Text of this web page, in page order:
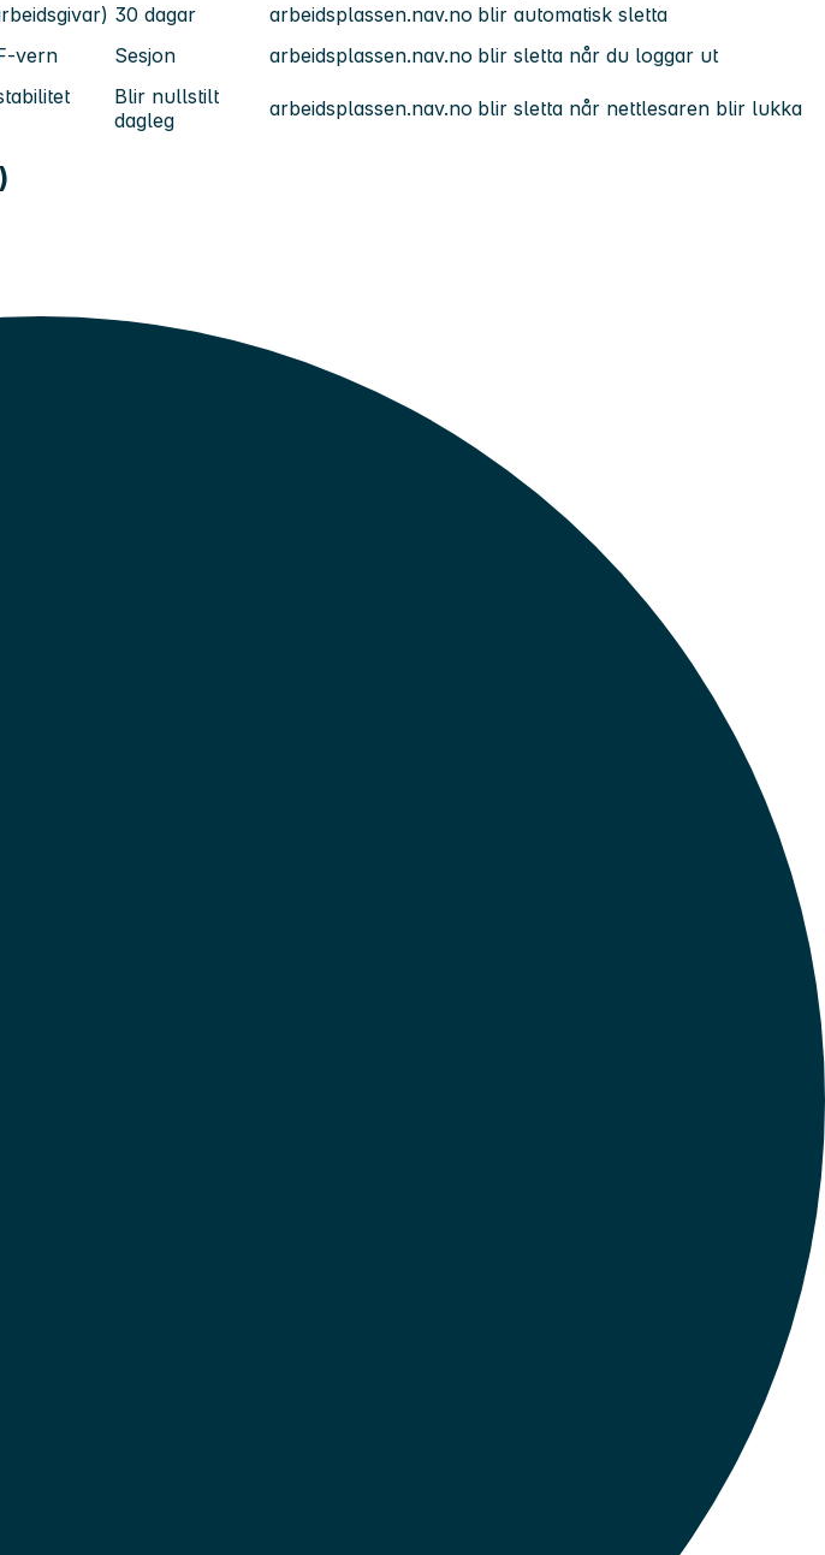
30 dagar arbeidsplassen.nav.no blir automatisk sletta
vern Sesjon arbeidsplassen.nav.no blir sletta når du loggar ut
Blir nullstilt
dagleg
arbeidsplassen.nav.no blir sletta når nettlesaren blir lukka